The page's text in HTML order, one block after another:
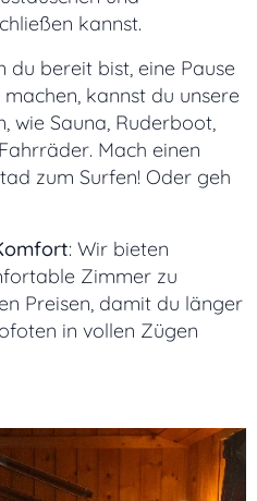
kannst.
du bereit bist, eine Pause
kannst du unsere
wie Sauna, Ruderboot,
Mach einen
zum Surfen! Oder geh
: Wir bieten
Zimmer zu
Preisen, damit du länger
in vollen Zügen